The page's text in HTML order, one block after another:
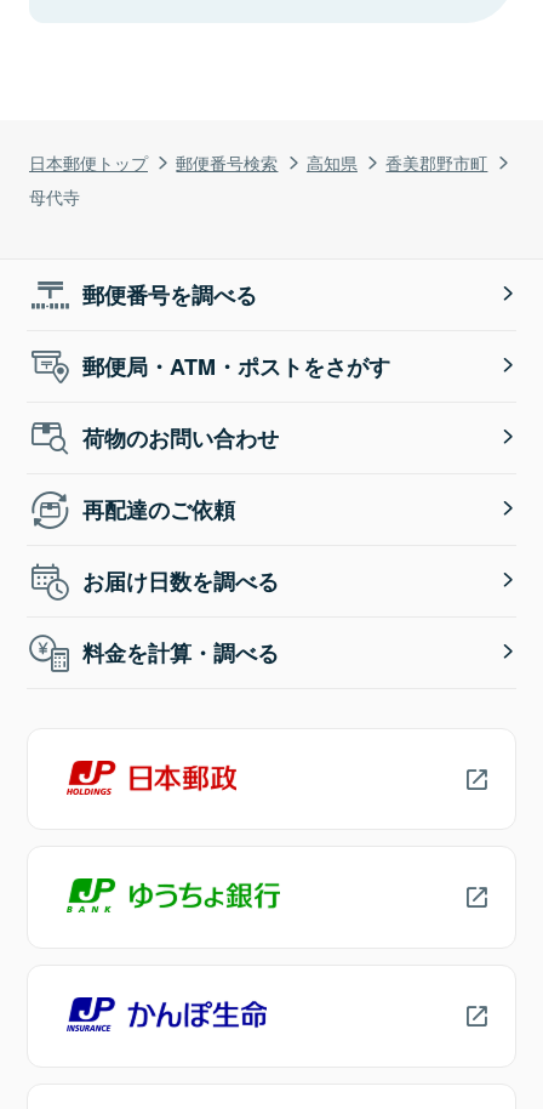
日本郵便トップ 郵便番号検索 高知県
香美郡野市町
母代寺
郵便番号を調べる
郵便局・ATM・ポストをさがす
荷物のお問い合わせ
再配達のご依頼
お届け日数を調べる
料金を計算・調べる